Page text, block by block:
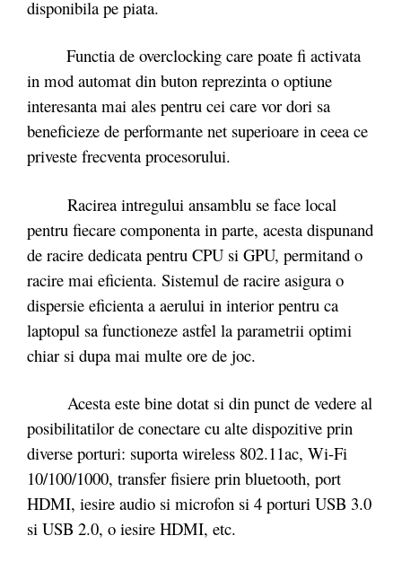
disponibila pe piata.
Functia de overclocking care poate fi activata
in mod automat din buton reprezinta o optiune
interesanta mai ales pentru cei care vor dori sa
beneficieze de performante net superioare in ceea ce
priveste frecventa procesorului.
Racirea intregului ansamblu se face local
pentru fiecare componenta in parte, acesta dispunand
de racire dedicata pentru CPU si GPU, permitand o
racire mai eficienta. Sistemul de racire asigura o
dispersie eficienta a aerului in interior pentru ca
laptopul sa functioneze astfel la parametrii optimi
chiar si dupa mai multe ore de joc.
Acesta este bine dotat si din punct de vedere al
posibilitatilor de conectare cu alte dispozitive prin
diverse porturi: suporta wireless 802.11ac, Wi-Fi
10/100/1000, transfer fisiere prin bluetooth, port
HDMI, iesire audio si microfon si 4 porturi USB 3.0
si USB 2.0, o iesire HDMI, etc.